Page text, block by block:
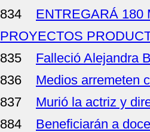
834
ENTREGARÁ 180
PROYECTOS
835
Falleció Alejandra
836
Medios arremeten
837
Murió la actriz y
884
Beneficiarán a